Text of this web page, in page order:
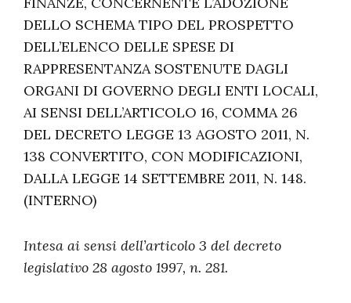
DELLO SCHEMA TIPO DEL PROSPETTO
DELL’ELENCO DELLE SPESE DI
RAPPRESENTANZA SOSTENUTE DAGLI
ORGANI DI GOVERNO DEGLI ENTI LOCALI,
AI SENSI DELL’ARTICOLO 16, COMMA 26
DEL DECRETO LEGGE 13 AGOSTO 2011, N.
138 CONVERTITO, CON MODIFICAZIONI,
DALLA LEGGE 14 SETTEMBRE 2011, N. 148.
(INTERNO)
Intesa ai sensi dell’articolo 3 del decreto
legislativo 28 agosto 1997, n. 281.